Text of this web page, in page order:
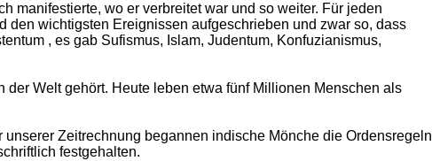
manifestierte, wo er verbreitet war und so weiter. Für jeden
den wichtigsten Ereignissen aufgeschrieben und zwar so, dass
, es gab Sufismus, Islam, Judentum, Konfuzianismus,
Welt gehört. Heute leben etwa fünf Millionen Menschen als
Zeitrechnung begannen indische Mönche die Ordensregeln
festgehalten.